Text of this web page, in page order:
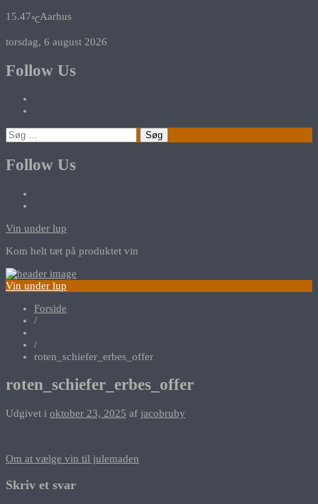
15.47℃Aarhus
torsdag, 6 august 2026
Follow Us
Søg
efter:
Follow Us
Vin under lup
Kom helt tæt på produktet vin
Vin under lup
Forside
/
/
roten_schiefer_erbes_offer
roten_schiefer_erbes_offer
Udgivet i oktober 23, 2025 af jacobruby
Indlægsnavigation
Om at vælge vin til julemaden
Skriv et svar